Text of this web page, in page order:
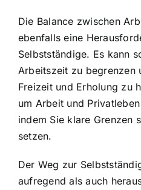
Die Balance zwischen
ebenfalls eine
Selbstständige. Es kann
Arbeitszeit zu begrenzen
Freizeit und Erholung zu
um Arbeit und
indem Sie klare Grenzen
setzen.
Der Weg zur
aufregend als auch